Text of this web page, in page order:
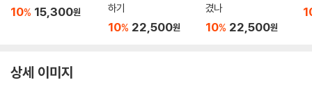
10% 15,300원
하기
10% 22,500원
겼나
10% 22,500원
상세 이미지